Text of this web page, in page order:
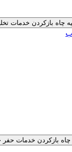
چاه بازکردن خدمات
بازکردن خدمات حفر